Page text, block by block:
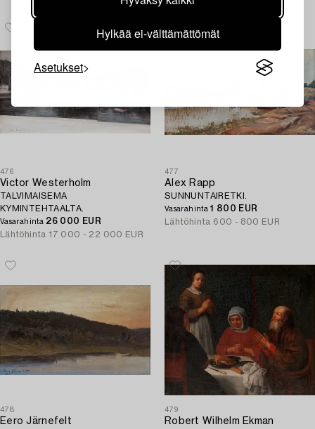
Hylkää ei-välttämättömät
Asetukset
476
Victor Westerholm
TALVIMAISEMA
KYMINTEHTAALTA.
Vasarahinta 26 000 EUR
Lähtöhinta 17 000 - 22 000 EUR
477
Alex Rapp
SUNNUNTAIRETKI.
Vasarahinta1 800 EUR
Lähtöhinta 600 - 800 EUR
478
Eero Järnefelt
479
Robert Wilhelm Ekman